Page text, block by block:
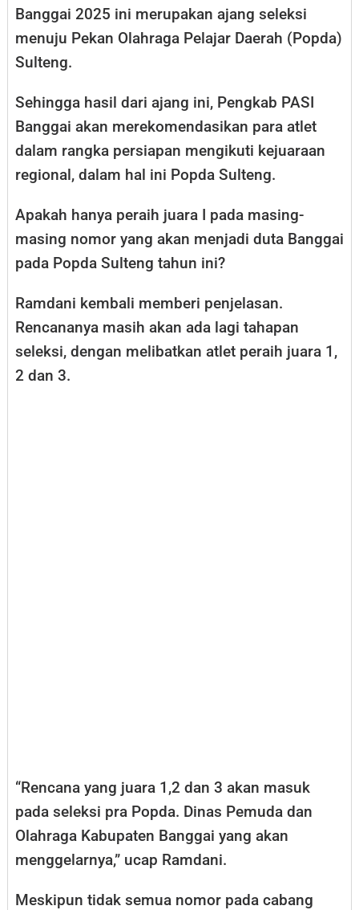
Banggai 2025 ini merupakan ajang seleksi
menuju Pekan Olahraga Pelajar Daerah (Popda)
Sulteng.
Sehingga hasil dari ajang ini, Pengkab PASI
Banggai akan merekomendasikan para atlet
dalam rangka persiapan mengikuti kejuaraan
regional, dalam hal ini Popda Sulteng.
Apakah hanya peraih juara I pada masing-
masing nomor yang akan menjadi duta Banggai
pada Popda Sulteng tahun ini?
Ramdani kembali memberi penjelasan.
Rencananya masih akan ada lagi tahapan
seleksi, dengan melibatkan atlet peraih juara 1,
2 dan 3.
“Rencana yang juara 1,2 dan 3 akan masuk
pada seleksi pra Popda. Dinas Pemuda dan
Olahraga Kabupaten Banggai yang akan
menggelarnya,” ucap Ramdani.
Meskipun tidak semua nomor pada cabang